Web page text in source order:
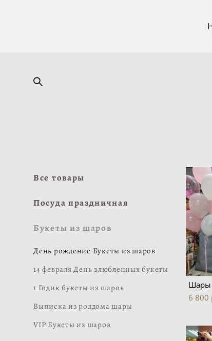
Все товары
Посуда праздничная
Букеты из шаров
День рождение Букеты из шаров
14 февраля День влюбленных букеты
1 Годик букеты из шаров
Выписка из роддома шары
VIP Букеты из шаров
Шары
6 800